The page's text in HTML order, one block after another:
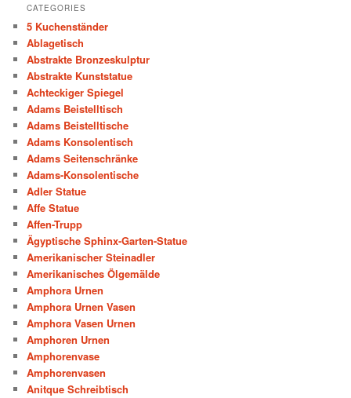
CATEGORIES
5 Kuchenständer
Ablagetisch
Abstrakte Bronzeskulptur
Abstrakte Kunststatue
Achteckiger Spiegel
Adams Beistelltisch
Adams Beistelltische
Adams Konsolentisch
Adams Seitenschränke
Adams-Konsolentische
Adler Statue
Affe Statue
Affen-Trupp
Ägyptische Sphinx-Garten-Statue
Amerikanischer Steinadler
Amerikanisches Ölgemälde
Amphora Urnen
Amphora Urnen Vasen
Amphora Vasen Urnen
Amphoren Urnen
Amphorenvase
Amphorenvasen
Anitque Schreibtisch